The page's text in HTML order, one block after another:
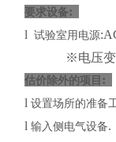
要求设备:
l
试验室用电源
※电压变动
估价除外的项目 :
l设置场所的准备
l输入侧电气设备.